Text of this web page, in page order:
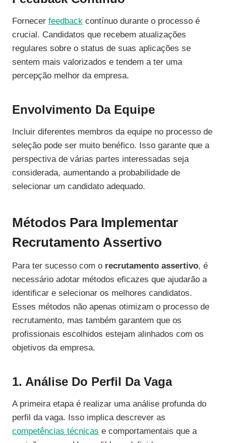
Fornecer feedback contínuo durante o processo é
crucial. Candidatos que recebem atualizações
regulares sobre o status de suas aplicações se
sentem mais valorizados e tendem a ter uma
percepção melhor da empresa.
Envolvimento Da Equipe
Incluir diferentes membros da equipe no processo de
seleção pode ser muito benéfico. Isso garante que a
perspectiva de várias partes interessadas seja
considerada, aumentando a probabilidade de
selecionar um candidato adequado.
Métodos Para Implementar
Recrutamento Assertivo
Para ter sucesso com o recrutamento assertivo, é
necessário adotar métodos eficazes que ajudarão a
identificar e selecionar os melhores candidatos.
Esses métodos não apenas otimizam o processo de
recrutamento, mas também garantem que os
profissionais escolhidos estejam alinhados com os
objetivos da empresa.
1. Análise Do Perfil Da Vaga
A primeira etapa é realizar uma análise profunda do
perfil da vaga. Isso implica descrever as
competências técnicas e comportamentais que a